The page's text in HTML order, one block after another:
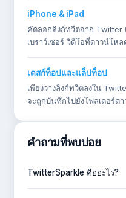
iPhone & iPad
คัดลอกลิงก์ทวีตจาก Twitter
เบราว์เซอร์ วิดีโอที่ดาวน์โห
เดสก์ท็อปและแล็ปท็อป
เพียงวางลิงก์ทวีตลงใน
จะถูกบันทึกไปยังโฟลเดอร์ด
คำถามที่พบบ่อย
TwitterSparkle คืออะไร?